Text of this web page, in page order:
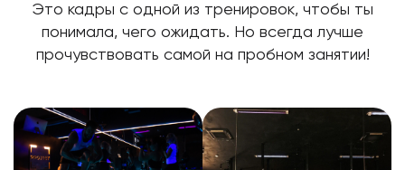
Это кадры с одной из тренировок, чтобы ты
понимала, чего ожидать. Но всегда лучше
прочувствовать самой на пробном занятии!